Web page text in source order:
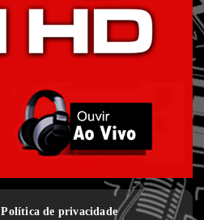
Política de privacidade